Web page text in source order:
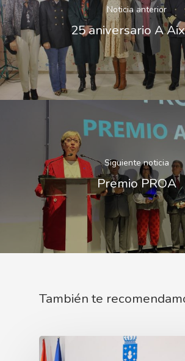
Noticia anterior
25 aniversario A
Siguiente noticia
Premio PROA
También te